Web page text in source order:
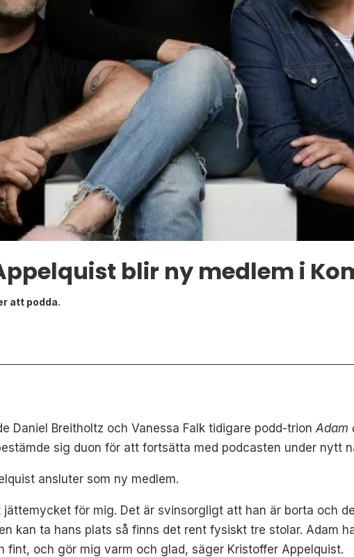
blir ny medlem i
att podda.
Daniel Breitholtz och Vanessa Falk tidigare podd-trionAdam
sig duon för att fortsätta med podcasten under nytt
ansluter som ny medlem.
för mig. Det är svinsorgligt att han är borta och
kan ta hans plats så finns det rent fysiskt tre stolar. Adam
och gör mig varm och glad, säger Kristoffer Appelquist.